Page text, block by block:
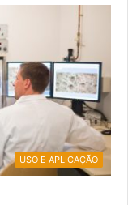
USO E APLICAÇÃO